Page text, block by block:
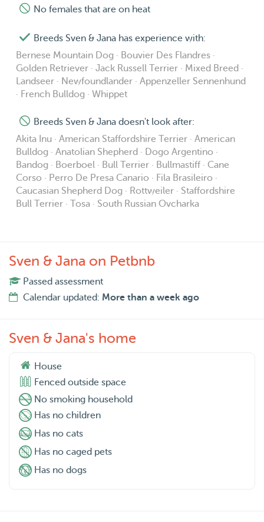
No females that are on heat
Breeds Sven & Jana has experience with:
Bernese Mountain Dog · Bouvier Des Flandres ·
Golden Retriever · Jack Russell Terrier · Mixed Breed ·
Landseer · Newfoundlander · Appenzeller Sennenhund
· French Bulldog · Whippet
Breeds Sven & Jana doesn't look after:
Akita Inu · American Staffordshire Terrier · American
Bulldog · Anatolian Shepherd · Dogo Argentino ·
Bandog · Boerboel · Bull Terrier · Bullmastiff · Cane
Corso · Perro De Presa Canario · Fila Brasileiro ·
Caucasian Shepherd Dog · Rottweiler · Staffordshire
Bull Terrier · Tosa · South Russian Ovcharka
Sven & Jana on Petbnb
Passed assessment
Calendar updated: More than a week ago
Sven & Jana's home
House
Fenced outside space
No smoking household
Has no children
Has no cats
Has no caged pets
Has no dogs